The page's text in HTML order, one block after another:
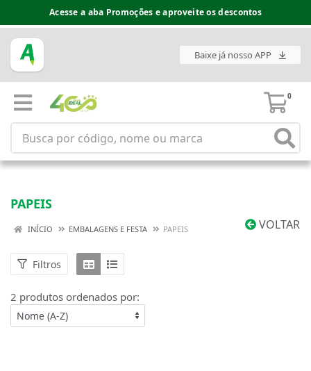
Acesse a aba Promoções e aproveite os descontos
Baixe já nosso APP
0
PAPEIS
VOLTAR
INÍCIO EMBALAGENS E FESTA PAPEIS
Filtros
2 produtos ordenados por: